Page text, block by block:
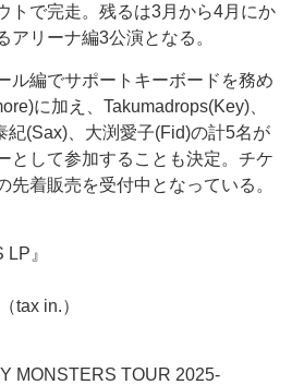
トで完走。残るは3月から4月にか
アリーナ編3公演となる。
編でサポートキーボードを務め
に加え、Takumadrops(Key)、
紀(Sax)、大渕愛子(Fid)の計5名が
として参加することも決定。チケ
先着販売を受付中となっている。
』
tax in.）
MONSTERS TOUR 2025-